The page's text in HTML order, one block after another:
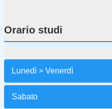
Orario studi
Lunedì > Venerdì
Sabato